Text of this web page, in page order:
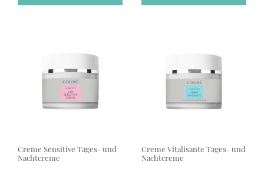
Creme Sensitive Tages- und
Nachtcreme
Creme Vitalisante Tages- und
Nachtcreme